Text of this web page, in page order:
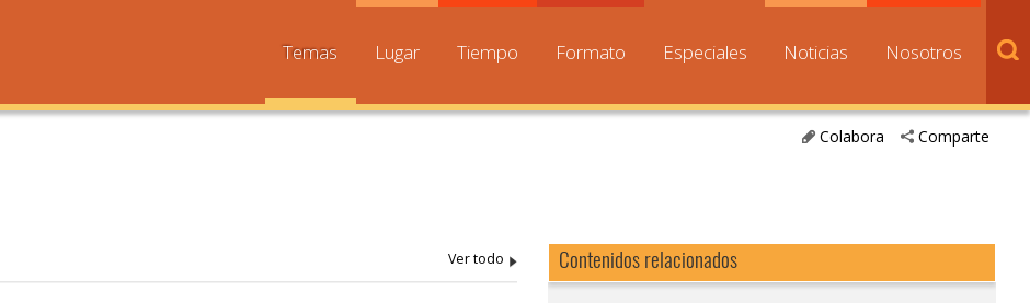
Temas Lugar Tiempo Formato Especiales Noticias Nosotros
Comparte
Colabora
Contenidos relacionados